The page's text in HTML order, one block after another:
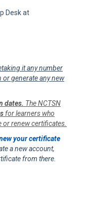
Desk at
it any number
generate any new
dates. The NCTSN
for learners who
renew certificates.
your certificate
a new account,
from there.